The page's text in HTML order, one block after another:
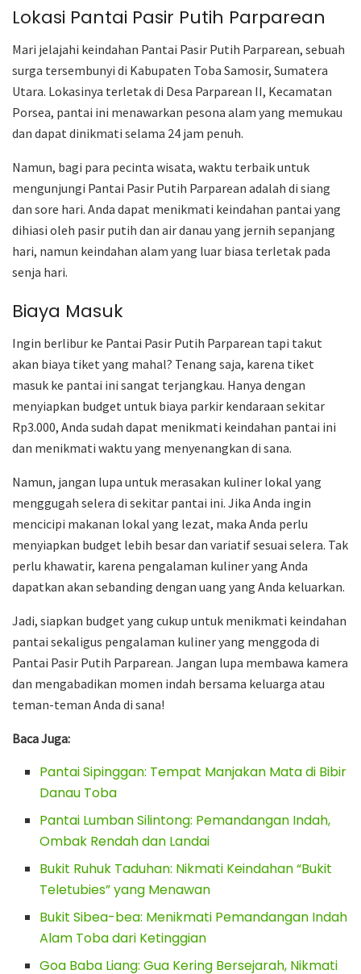
Lokasi Pantai Pasir Putih Parparean
Mari jelajahi keindahan Pantai Pasir Putih Parparean, sebuah
surga tersembunyi di Kabupaten Toba Samosir, Sumatera
Utara. Lokasinya terletak di Desa Parparean II, Kecamatan
Porsea, pantai ini menawarkan pesona alam yang memukau
dan dapat dinikmati selama 24 jam penuh.
Namun, bagi para pecinta wisata, waktu terbaik untuk
mengunjungi Pantai Pasir Putih Parparean adalah di siang
dan sore hari. Anda dapat menikmati keindahan pantai yang
dihiasi oleh pasir putih dan air danau yang jernih sepanjang
hari, namun keindahan alam yang luar biasa terletak pada
senja hari.
Biaya Masuk
Ingin berlibur ke Pantai Pasir Putih Parparean tapi takut
akan biaya tiket yang mahal? Tenang saja, karena tiket
masuk ke pantai ini sangat terjangkau. Hanya dengan
menyiapkan budget untuk biaya parkir kendaraan sekitar
Rp3.000, Anda sudah dapat menikmati keindahan pantai ini
dan menikmati waktu yang menyenangkan di sana.
Namun, jangan lupa untuk merasakan kuliner lokal yang
menggugah selera di sekitar pantai ini. Jika Anda ingin
mencicipi makanan lokal yang lezat, maka Anda perlu
menyiapkan budget lebih besar dan variatif sesuai selera. Tak
perlu khawatir, karena pengalaman kuliner yang Anda
dapatkan akan sebanding dengan uang yang Anda keluarkan.
Jadi, siapkan budget yang cukup untuk menikmati keindahan
pantai sekaligus pengalaman kuliner yang menggoda di
Pantai Pasir Putih Parparean. Jangan lupa membawa kamera
dan mengabadikan momen indah bersama keluarga atau
teman-teman Anda di sana!
Baca Juga:
Pantai Sipinggan: Tempat Manjakan Mata di Bibir
Danau Toba
Pantai Lumban Silintong: Pemandangan Indah,
Ombak Rendah dan Landai
Bukit Ruhuk Taduhan: Nikmati Keindahan “Bukit
Teletubies” yang Menawan
Bukit Sibea-bea: Menikmati Pemandangan Indah
Alam Toba dari Ketinggian
Goa Baba Liang: Gua Kering Bersejarah, Nikmati